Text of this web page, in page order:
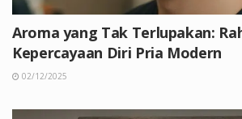
Aroma yang Tak Terlupakan:
Kepercayaan Diri Pria Modern
02/12/2025